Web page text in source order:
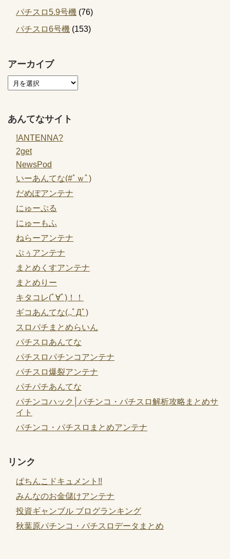
パチスロ5.9号機 (76)
パチスロ6号機 (153)
アーカイブ
あんてなサイト
!ANTENNA?
2get
NewsPod
いーあんてな(#ﾟｗﾟ)
だめぽアンテナ
にゅーぷる
にゅーもふ
ねらーアンテナ
ぷぅアンテナ
まとめくすアンテナ
まとめりー
キタコレ(ﾟ∀ﾟ)！！
ギコあんてな(,,ﾟДﾟ)
スロパチまとめらいん
パチスロあんてな
パチスロパチンコアンテナ
パチスロ爆裂アンテナ
パチパチあんてな
パチンコハック│パチンコ・パチスロ解析攻略まとめサ
イト
パチンコ・パチスロまとめアンテナ
リンク
ぱちんこドキュメント!!
みんなのお金儲けアンテナ
投資ギャンブル ブログランキング
秋葉原パチンコ・パチスロデータまとめ